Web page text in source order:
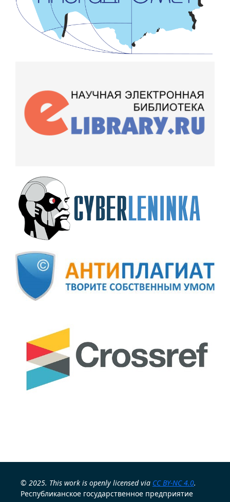
© 2025. This work is openly licensed via CC BY-NC 4.0.
Республиканское государственное предприятие